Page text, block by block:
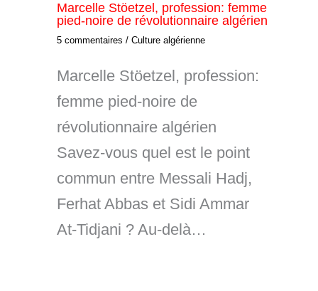
Marcelle Stöetzel, profession: femme
pied-noire de révolutionnaire algérien
5 commentaires / Culture algérienne
Marcelle Stöetzel, profession:
femme pied-noire de
révolutionnaire algérien
Savez-vous quel est le point
commun entre Messali Hadj,
Ferhat Abbas et Sidi Ammar
At-Tidjani ? Au-delà…